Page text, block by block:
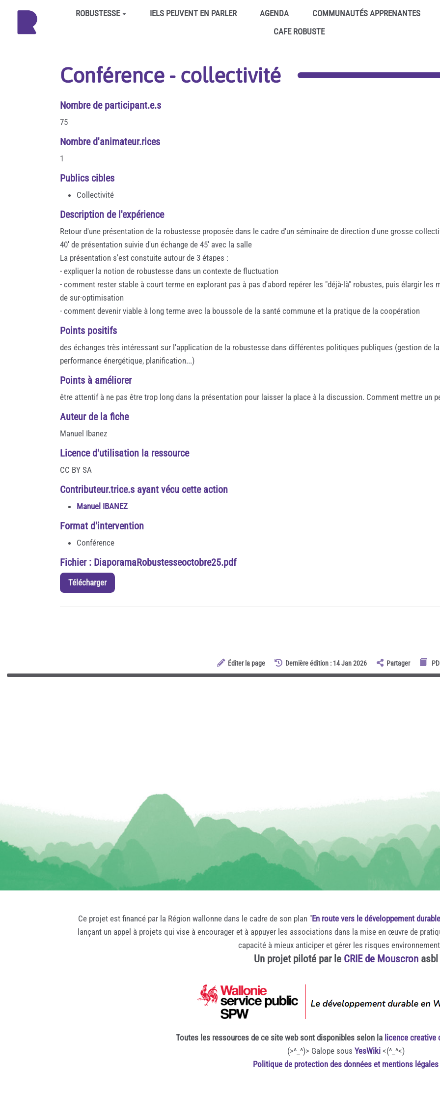
Aller au contenu principalROBUSTESSE IELS PEUVENT EN PARLER AGENDA
COMMUNAUTÉS APPRENANTES
CAFE ROBUSTE
Conférence - collectivité
Nombre de participant.e.s
75
Nombre d'animateur.rices
1
Publics cibles
Collectivité
Description de l'expérience
Retour d'une présentation de la robustesse proposée dans le cadre d'un séminaire de direction d'une grosse
40' de présentation suivie d'un échange de 45' avec la salle
La présentation s'est constuite autour de 3 étapes :
- expliquer la notion de robustesse dans un contexte de fluctuation
- comment rester stable à court terme en explorant pas à pas d'abord repérer les "déjà-là" robustes, puis élargir les
de sur-optimisation
- comment devenir viable à long terme avec la boussole de la santé commune et la pratique de la coopération
Points positifs
des échanges très intéressant sur l'application de la robustesse dans différentes politiques publiques (gestion de
performance énergétique, planification...)
Points à améliorer
être attentif à ne pas être trop long dans la présentation pour laisser la place à la discussion. Comment mettre un
Auteur de la fiche
Manuel Ibanez
Licence d'utilisation la ressource
CC BY SA
Contributeur.trice.s ayant vécu cette action
Manuel IBANEZ
Format d'intervention
Conférence
Fichier : DiaporamaRobustesseoctobre25.pdf
Télécharger
Éditer la page Dernière édition : 14 Jan 2026 Partager
Ce projet est financé par la Région wallonne dans le cadre de son plan "En route vers le développement durable
lançant un appel à projets qui vise à encourager et à appuyer les associations dans la mise en œuvre de
capacité à mieux anticiper et gérer les risques
Un projet piloté par le CRIE de Mouscronasbl
Toutes les ressources de ce site web sont disponibles selon la licence creative
(>^_^)> Galope sous YesWiki<(^_^<)
Politique de protection des données et mentions légales